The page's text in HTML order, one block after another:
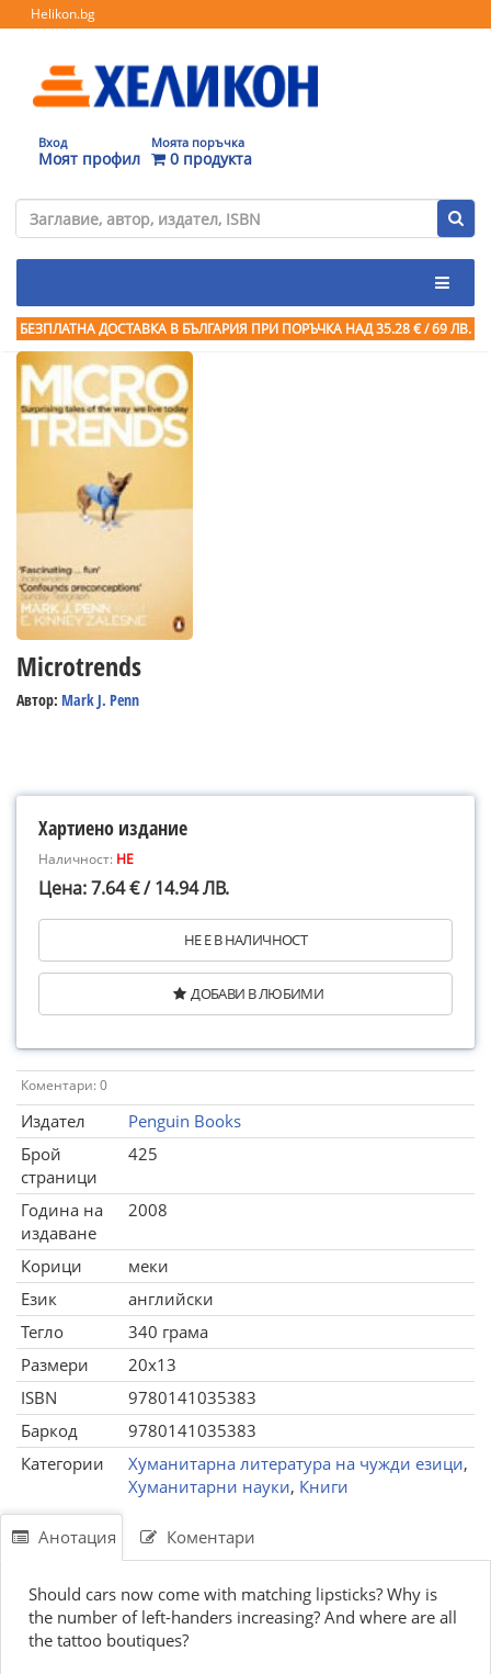
Helikon.bg
Вход
Моят профил
Моята поръчка
0 продукта
БЕЗПЛАТНА ДОСТАВКА В БЪЛГАРИЯ ПРИ ПОРЪЧКА НАД 35.28 € / 69 ЛВ.
Microtrends
Автор: Mark J. Penn
Хартиено издание
Наличност: НЕ
Цена: 7.64 € / 14.94 ЛВ.
НЕ Е В НАЛИЧНОСТ
ДОБАВИ В ЛЮБИМИ
Коментари: 0
Издател
Penguin Books
Брой
страници
425
Година на
издаване
2008
Корици
меки
Език
английски
Тегло
340 грама
Размери
20x13
ISBN
9780141035383
Баркод
9780141035383
Категории
Хуманитарна литература на чужди езици,
Хуманитарни науки, Книги
Анотация Коментари
Should cars now come with matching lipsticks? Why is
the number of left-handers increasing? And where are all
the tattoo boutiques?